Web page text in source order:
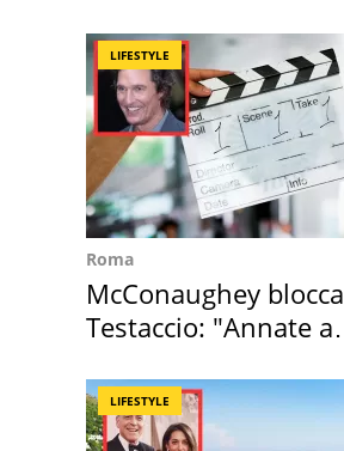
LIFESTYLE
Roma
McConaughey blocca
Testaccio: "Annate a
LIFESTYLE